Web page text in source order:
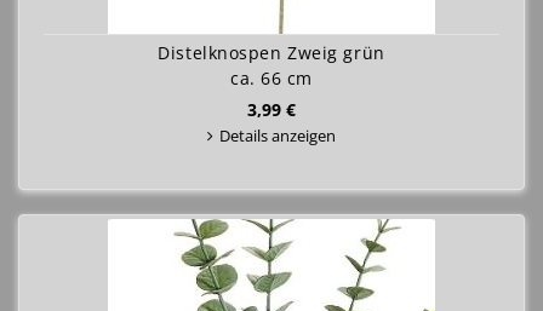
Distelknospen Zweig grün
ca. 66 cm
3,99 €
Details anzeigen